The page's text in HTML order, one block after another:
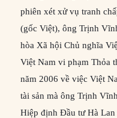
phiên xét xử vụ tranh
(gốc Việt), ông Trịnh
hòa Xã hội Chủ nghĩa
Việt Nam vi phạm Thỏa
năm 2006 về việc Việt
tài sản mà ông Trịnh
Hiệp định Đầu tư Hà